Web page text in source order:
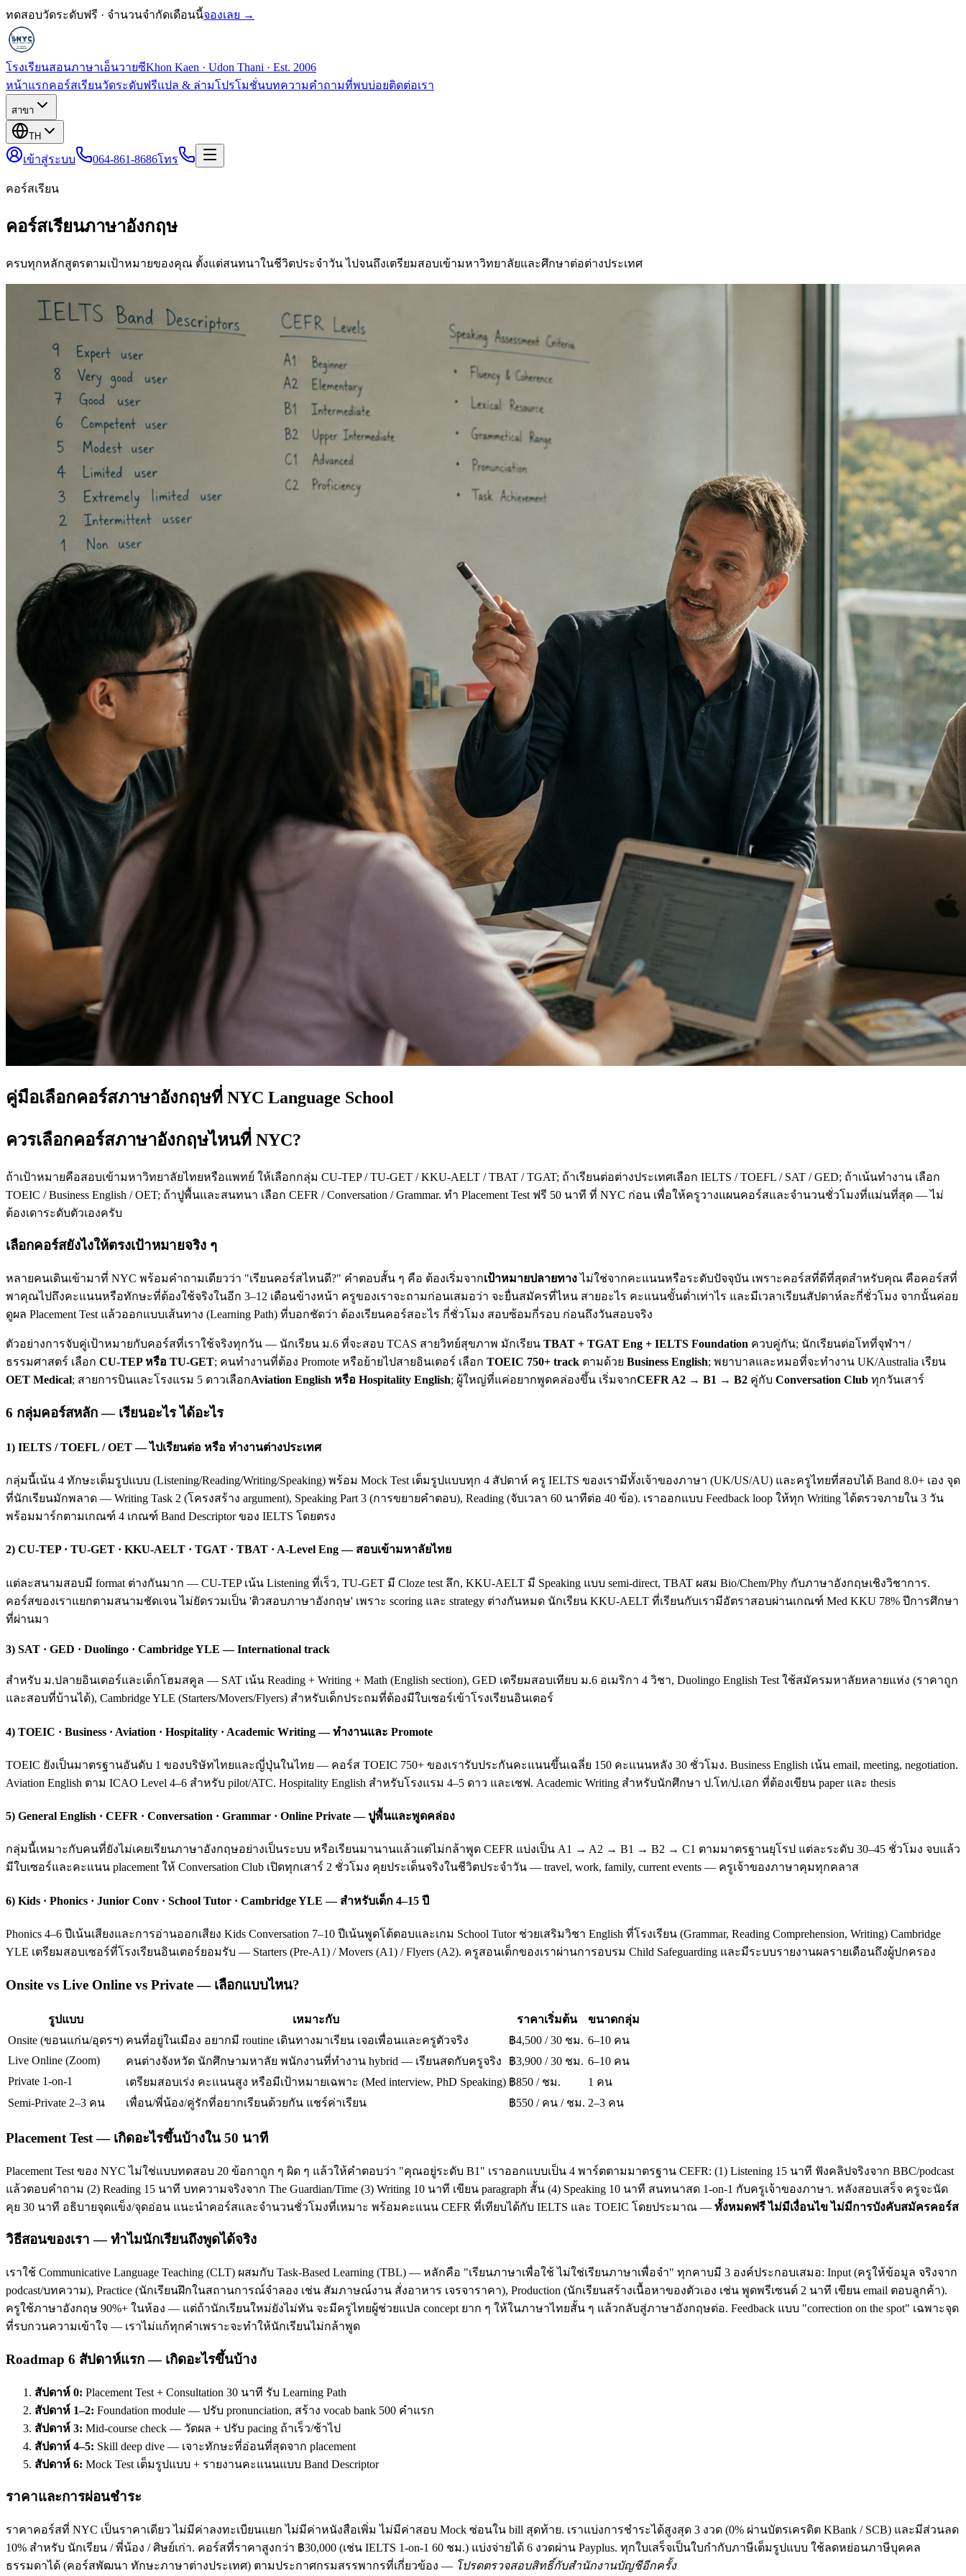
ทดสอบวัดระดับฟรี · จำนวนจำกัดเดือนนี้จองเลย →
โรงเรียนสอนภาษาเอ็นวายซีKhon Kaen · Udon Thani · Est. 2006
หน้าแรกคอร์สเรียนวัดระดับฟรีแปล & ล่ามโปรโมชั่นบทความคำถามที่พบบ่อยติดต่อเรา
สาขา
TH
เข้าสู่ระบบ 064-861-8686โทร
คอร์สเรียน
คอร์สเรียนภาษาอังกฤษ
ครบทุกหลักสูตรตามเป้าหมายของคุณ ตั้งแต่สนทนาในชีวิตประจำวัน ไปจนถึงเตรียมสอบเข้ามหาวิทยาลัยและศึกษาต่อต่างประเทศ
คู่มือเลือกคอร์สภาษาอังกฤษที่ NYC Language School
ควรเลือกคอร์สภาษาอังกฤษไหนที่ NYC?
ถ้าเป้าหมายคือสอบเข้ามหาวิทยาลัยไทยหรือแพทย์ ให้เลือกกลุ่ม CU-TEP / TU-GET / KKU-AELT / TBAT / TGAT; ถ้าเรียนต่อต่างประเทศเลือก IELTS / TOEFL / SAT / GED; ถ้าเน้นทำงาน เลือก
TOEIC / Business English / OET; ถ้าปูพื้นและสนทนา เลือก CEFR / Conversation / Grammar. ทำ Placement Test ฟรี 50 นาที ที่ NYC ก่อน เพื่อให้ครูวางแผนคอร์สและจำนวนชั่วโมงที่แม่นที่สุด — ไม่
ต้องเดาระดับตัวเองครับ
เลือกคอร์สยังไงให้ตรงเป้าหมายจริง ๆ
หลายคนเดินเข้ามาที่ NYC พร้อมคำถามเดียวว่า "เรียนคอร์สไหนดี?" คำตอบสั้น ๆ คือ ต้องเริ่มจากเป้าหมายปลายทางไม่ใช่จากคะแนนหรือระดับปัจจุบัน เพราะคอร์สที่ดีที่สุดสำหรับคุณ คือคอร์สที่
พาคุณไปถึงคะแนนหรือทักษะที่ต้องใช้จริงในอีก 3–12 เดือนข้างหน้า ครูของเราจะถามก่อนเสมอว่า จะยื่นสมัครที่ไหน สายอะไร คะแนนขั้นต่ำเท่าไร และมีเวลาเรียนสัปดาห์ละกี่ชั่วโมง จากนั้นค่อย
ดูผล Placement Test แล้วออกแบบเส้นทาง (Learning Path) ที่บอกชัดว่า ต้องเรียนคอร์สอะไร กี่ชั่วโมง สอบซ้อมกี่รอบ ก่อนถึงวันสอบจริง
ตัวอย่างการจับคู่เป้าหมายกับคอร์สที่เราใช้จริงทุกวัน — นักเรียน ม.6 ที่จะสอบ TCAS สายวิทย์สุขภาพ มักเรียน TBAT + TGAT Eng + IELTS Foundation ควบคู่กัน; นักเรียนต่อโทที่จุฬาฯ /
ธรรมศาสตร์ เลือก CU-TEP หรือ TU-GET; คนทำงานที่ต้อง Promote หรือย้ายไปสายอินเตอร์ เลือก TOEIC 750+ track ตามด้วย Business English; พยาบาลและหมอที่จะทำงาน UK/Australia เรียน
OET Medical; สายการบินและโรงแรม 5 ดาวเลือกAviation English หรือ Hospitality English; ผู้ใหญ่ที่แค่อยากพูดคล่องขึ้น เริ่มจากCEFR A2 → B1 → B2 คู่กับ Conversation Club ทุกวันเสาร์
6 กลุ่มคอร์สหลัก — เรียนอะไร ได้อะไร
1) IELTS / TOEFL / OET — ไปเรียนต่อ หรือ ทำงานต่างประเทศ
กลุ่มนี้เน้น 4 ทักษะเต็มรูปแบบ (Listening/Reading/Writing/Speaking) พร้อม Mock Test เต็มรูปแบบทุก 4 สัปดาห์ ครู IELTS ของเรามีทั้งเจ้าของภาษา (UK/US/AU) และครูไทยที่สอบได้ Band 8.0+ เอง จุด
ที่นักเรียนมักพลาด — Writing Task 2 (โครงสร้าง argument), Speaking Part 3 (การขยายคำตอบ), Reading (จับเวลา 60 นาทีต่อ 40 ข้อ). เราออกแบบ Feedback loop ให้ทุก Writing ได้ตรวจภายใน 3 วัน
พร้อมมาร์กตามเกณฑ์ 4 เกณฑ์ Band Descriptor ของ IELTS โดยตรง
2) CU-TEP · TU-GET · KKU-AELT · TGAT · TBAT · A-Level Eng — สอบเข้ามหาลัยไทย
แต่ละสนามสอบมี format ต่างกันมาก — CU-TEP เน้น Listening ที่เร็ว, TU-GET มี Cloze test ลึก, KKU-AELT มี Speaking แบบ semi-direct, TBAT ผสม Bio/Chem/Phy กับภาษาอังกฤษเชิงวิชาการ.
คอร์สของเราแยกตามสนามชัดเจน ไม่ยัดรวมเป็น 'ติวสอบภาษาอังกฤษ' เพราะ scoring และ strategy ต่างกันหมด นักเรียน KKU-AELT ที่เรียนกับเรามีอัตราสอบผ่านเกณฑ์ Med KKU 78% ปีการศึกษา
ที่ผ่านมา
3) SAT · GED · Duolingo · Cambridge YLE — International track
สำหรับ ม.ปลายอินเตอร์และเด็กโฮมสคูล — SAT เน้น Reading + Writing + Math (English section), GED เตรียมสอบเทียบ ม.6 อเมริกา 4 วิชา, Duolingo English Test ใช้สมัครมหาลัยหลายแห่ง (ราคาถูก
และสอบที่บ้านได้), Cambridge YLE (Starters/Movers/Flyers) สำหรับเด็กประถมที่ต้องมีใบเซอร์เข้าโรงเรียนอินเตอร์
4) TOEIC · Business · Aviation · Hospitality · Academic Writing — ทำงานและ Promote
TOEIC ยังเป็นมาตรฐานอันดับ 1 ของบริษัทไทยและญี่ปุ่นในไทย — คอร์ส TOEIC 750+ ของเรารับประกันคะแนนขึ้นเฉลี่ย 150 คะแนนหลัง 30 ชั่วโมง. Business English เน้น email, meeting, negotiation.
Aviation English ตาม ICAO Level 4–6 สำหรับ pilot/ATC. Hospitality English สำหรับโรงแรม 4–5 ดาว และเชฟ. Academic Writing สำหรับนักศึกษา ป.โท/ป.เอก ที่ต้องเขียน paper และ thesis
5) General English · CEFR · Conversation · Grammar · Online Private — ปูพื้นและพูดคล่อง
กลุ่มนี้เหมาะกับคนที่ยังไม่เคยเรียนภาษาอังกฤษอย่างเป็นระบบ หรือเรียนมานานแล้วแต่ไม่กล้าพูด CEFR แบ่งเป็น A1 → A2 → B1 → B2 → C1 ตามมาตรฐานยุโรป แต่ละระดับ 30–45 ชั่วโมง จบแล้ว
มีใบเซอร์และคะแนน placement ให้ Conversation Club เปิดทุกเสาร์ 2 ชั่วโมง คุยประเด็นจริงในชีวิตประจำวัน — travel, work, family, current events — ครูเจ้าของภาษาคุมทุกคลาส
6) Kids · Phonics · Junior Conv · School Tutor · Cambridge YLE — สำหรับเด็ก 4–15 ปี
Phonics 4–6 ปีเน้นเสียงและการอ่านออกเสียง Kids Conversation 7–10 ปีเน้นพูดโต้ตอบและเกม School Tutor ช่วยเสริมวิชา English ที่โรงเรียน (Grammar, Reading Comprehension, Writing) Cambridge
YLE เตรียมสอบเซอร์ที่โรงเรียนอินเตอร์ยอมรับ — Starters (Pre-A1) / Movers (A1) / Flyers (A2). ครูสอนเด็กของเราผ่านการอบรม Child Safeguarding และมีระบบรายงานผลรายเดือนถึงผู้ปกครอง
Onsite vs Live Online vs Private — เลือกแบบไหน?
รูปแบบ เหมาะกับ ราคาเริ่มต้น
ขนาดกลุ่ม
Onsite (ขอนแก่น/อุดรฯ) คนที่อยู่ในเมือง อยากมี routine เดินทางมาเรียน เจอเพื่อนและครูตัวจริง ฿4,500 / 30 ชม. 6–10 คน
Live Online (Zoom)
คนต่างจังหวัด นักศึกษามหาลัย พนักงานที่ทำงาน hybrid — เรียนสดกับครูจริง ฿3,900 / 30 ชม. 6–10 คน
Private 1-on-1
เตรียมสอบเร่ง คะแนนสูง หรือมีเป้าหมายเฉพาะ (Med interview, PhD Speaking) ฿850 / ชม.
1 คน
Semi-Private 2–3 คน
เพื่อน/พี่น้อง/คู่รักที่อยากเรียนด้วยกัน แชร์ค่าเรียน ฿550 / คน / ชม. 2–3 คน
Placement Test — เกิดอะไรขึ้นบ้างใน 50 นาที
Placement Test ของ NYC ไม่ใช่แบบทดสอบ 20 ข้อกาถูก ๆ ผิด ๆ แล้วให้คำตอบว่า "คุณอยู่ระดับ B1" เราออกแบบเป็น 4 พาร์ตตามมาตรฐาน CEFR: (1) Listening 15 นาที ฟังคลิปจริงจาก BBC/podcast
แล้วตอบคำถาม (2) Reading 15 นาที บทความจริงจาก The Guardian/Time (3) Writing 10 นาที เขียน paragraph สั้น (4) Speaking 10 นาที สนทนาสด 1-on-1 กับครูเจ้าของภาษา. หลังสอบเสร็จ ครูจะนัด
คุย 30 นาที อธิบายจุดแข็ง/จุดอ่อน แนะนำคอร์สและจำนวนชั่วโมงที่เหมาะ พร้อมคะแนน CEFR ที่เทียบได้กับ IELTS และ TOEIC โดยประมาณ — ทั้งหมดฟรี ไม่มีเงื่อนไข ไม่มีการบังคับสมัครคอร์ส
วิธีสอนของเรา — ทำไมนักเรียนถึงพูดได้จริง
เราใช้ Communicative Language Teaching (CLT) ผสมกับ Task-Based Learning (TBL) — หลักคือ "เรียนภาษาเพื่อใช้ ไม่ใช่เรียนภาษาเพื่อจำ" ทุกคาบมี 3 องค์ประกอบเสมอ: Input (ครูให้ข้อมูล จริงจาก
podcast/บทความ), Practice (นักเรียนฝึกในสถานการณ์จำลอง เช่น สัมภาษณ์งาน สั่งอาหาร เจรจาราคา), Production (นักเรียนสร้างเนื้อหาของตัวเอง เช่น พูดพรีเซนต์ 2 นาที เขียน email ตอบลูกค้า).
ครูใช้ภาษาอังกฤษ 90%+ ในห้อง — แต่ถ้านักเรียนใหม่ยังไม่ทัน จะมีครูไทยผู้ช่วยแปล concept ยาก ๆ ให้ในภาษาไทยสั้น ๆ แล้วกลับสู่ภาษาอังกฤษต่อ. Feedback แบบ "correction on the spot" เฉพาะจุด
ที่รบกวนความเข้าใจ — เราไม่แก้ทุกคำเพราะจะทำให้นักเรียนไม่กล้าพูด
Roadmap 6 สัปดาห์แรก — เกิดอะไรขึ้นบ้าง
สัปดาห์ 0: Placement Test + Consultation 30 นาที รับ Learning Path
สัปดาห์ 1–2: Foundation module — ปรับ pronunciation, สร้าง vocab bank 500 คำแรก
สัปดาห์ 3: Mid-course check — วัดผล + ปรับ pacing ถ้าเร็ว/ช้าไป
สัปดาห์ 4–5: Skill deep dive — เจาะทักษะที่อ่อนที่สุดจาก placement
สัปดาห์ 6: Mock Test เต็มรูปแบบ + รายงานคะแนนแบบ Band Descriptor
ราคาและการผ่อนชำระ
ราคาคอร์สที่ NYC เป็นราคาเดียว ไม่มีค่าลงทะเบียนแยก ไม่มีค่าหนังสือเพิ่ม ไม่มีค่าสอบ Mock ซ่อนใน bill สุดท้าย. เราแบ่งการชำระได้สูงสุด 3 งวด (0% ผ่านบัตรเครดิต KBank / SCB) และมีส่วนลด
10% สำหรับ นักเรียน / พี่น้อง / ศิษย์เก่า. คอร์สที่ราคาสูงกว่า ฿30,000 (เช่น IELTS 1-on-1 60 ชม.) แบ่งจ่ายได้ 6 งวดผ่าน Payplus. ทุกใบเสร็จเป็นใบกำกับภาษีเต็มรูปแบบ ใช้ลดหย่อนภาษีบุคคล
ธรรมดาได้ (คอร์สพัฒนา ทักษะภาษาต่างประเทศ) ตามประกาศกรมสรรพากรที่เกี่ยวข้อง — โปรดตรวจสอบสิทธิ์กับสำนักงานบัญชีอีกครั้ง